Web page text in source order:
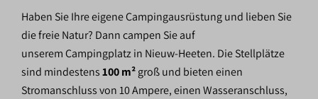
Haben Sie Ihre eigene Campingausrüstung und lieben Sie
die freie Natur? Dann campen Sie auf
unserem Campingplatz in Nieuw-Heeten. Die Stellplätze
sind mindestens100 m²groß und bieten einen
Stromanschluss von 10 Ampere, einen Wasseranschluss,